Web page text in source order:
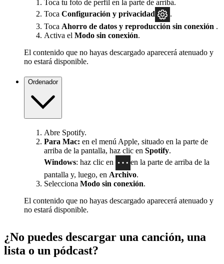
Toca tu foto de perfil en la parte de arriba.
Toca Configuración y privacidad
.
Toca Ahorro de datos y reproducción sin conexión .
Activa el Modo sin conexión.
El contenido que no hayas descargado aparecerá atenuado y
no estará disponible.
Ordenador
Abre Spotify.
Para Mac: en el menú Apple, situado en la parte de
arriba de la pantalla, haz clic en Spotify.
Windows: haz clic en
en la parte de arriba de la
pantalla y, luego, en Archivo.
Selecciona Modo sin conexión.
El contenido que no hayas descargado aparecerá atenuado y
no estará disponible.
¿No puedes descargar una canción, una
lista o un pódcast?